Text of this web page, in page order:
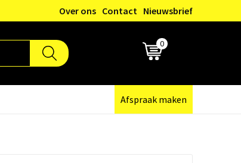
Over ons Contact Nieuwsbrief
0
Afspraak maken